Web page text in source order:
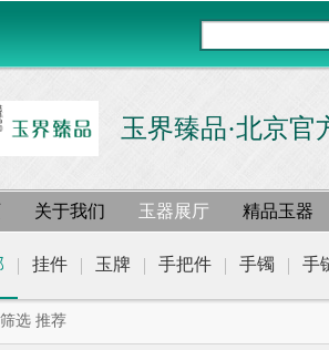
玉界臻品·北京官
关于我们 玉器展厅 精品玉器
挂件 玉牌 手把件 手镯 手
选 推荐